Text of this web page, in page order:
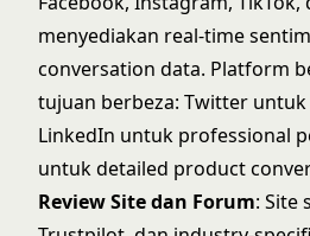
menyediakan real-time
conversation data. Platform
tujuan berbeza: Twitter
LinkedIn untuk professional
untuk detailed product
Review Site dan Forum: Site